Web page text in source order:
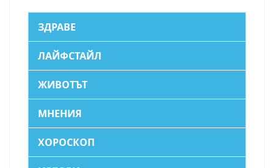
ЗДРАВЕ
ЛАЙФСТАЙЛ
ЖИВОТЪТ
МНЕНИЯ
ХОРОСКОП